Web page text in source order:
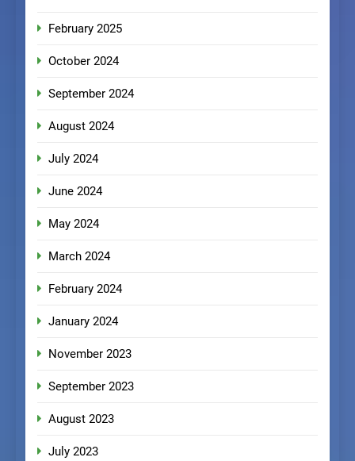
February 2025
October 2024
September 2024
August 2024
July 2024
June 2024
May 2024
March 2024
February 2024
January 2024
November 2023
September 2023
August 2023
July 2023